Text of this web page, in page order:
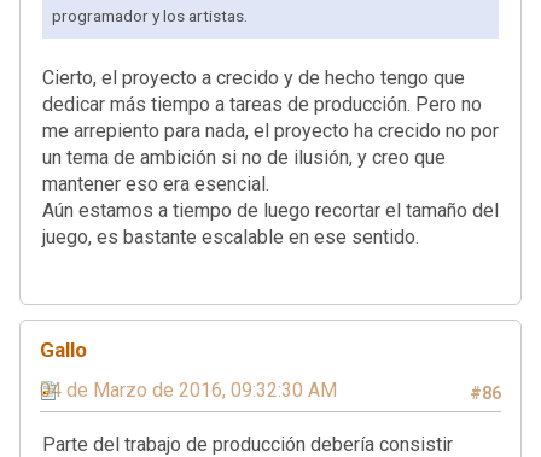
programador y los artistas.
Cierto, el proyecto a crecido y de hecho tengo que
dedicar más tiempo a tareas de producción. Pero no
me arrepiento para nada, el proyecto ha crecido no por
un tema de ambición si no de ilusión, y creo que
mantener eso era esencial.
Aún estamos a tiempo de luego recortar el tamaño del
juego, es bastante escalable en ese sentido.
Gallo
#86
04 de Marzo de 2016, 09:32:30 AM
Parte del trabajo de producción debería consistir